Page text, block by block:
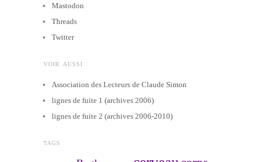
Mastodon
Threads
Twitter
VOIR AUSSI
Association des Lecteurs de Claude Simon
lignes de fuite 1 (archives 2006)
lignes de fuite 2 (archives 2006-2010)
TAGS